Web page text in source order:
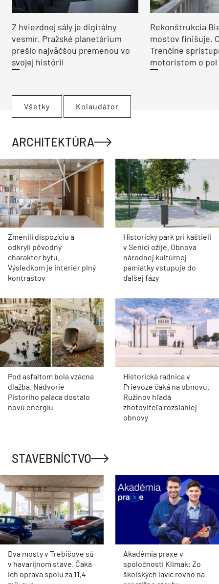
Z hviezdnej sály je digitálny
vesmír. Pražské planetárium
prešlo najväčšou premenou vo
svojej histórii
Rekonštrukcia
mostov finišuje.
Trenčíne
motoristom o pol
Všetky Kolaudátor
ARCHITEKTÚRA
Zmenili dispozíciu a
odkryli pôvodný
charakter bytu.
Výsledkom je interiér plný
kontrastov
Historický park pri kaštieli
v Senici ožije. Obnova
národnej kultúrnej
pamiatky vstupuje do
ďalšej fázy
Pod asfaltom bola vzácna
dlažba. Nádvorie
Pistoriho paláca dostalo
novú energiu
Historická radnica v
Prievoze čaká na obnovu.
Ružinov hľadá
zhotoviteľa rozsiahlej
obnovy
STAVEBNÍCTVO
Dva mosty v Trebišove sú
v havarijnom stave. Čaká
ich oprava spolu za 11,4
Akadémia praxe v
spoločnosti Klimak: Zo
školských lavíc rovno na